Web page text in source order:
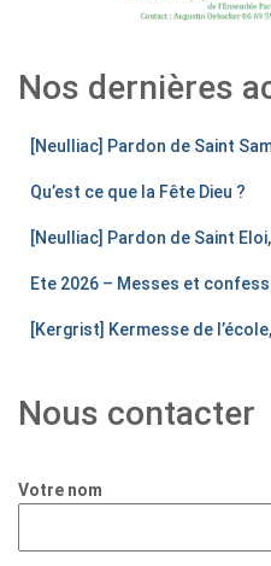
Nos dernières
[Neulliac] Pardon de Saint
Qu’est ce que la Fête Dieu ?
[Neulliac] Pardon de Saint
Ete 2026 – Messes et
[Kergrist] Kermesse de
Nous contacter
Votre nom